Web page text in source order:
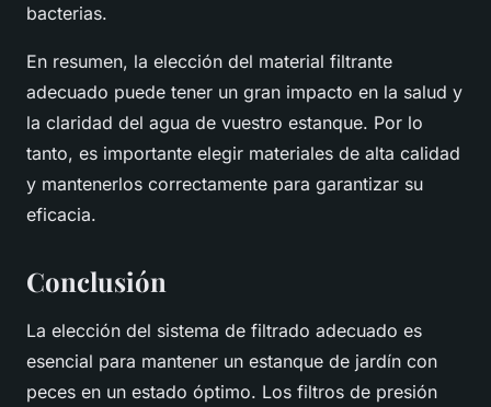
bacterias.
En resumen, la elección del material filtrante
adecuado puede tener un gran impacto en la salud y
la claridad del agua de vuestro estanque. Por lo
tanto, es importante elegir materiales de alta calidad
y mantenerlos correctamente para garantizar su
eficacia.
Conclusión
La elección del sistema de filtrado adecuado es
esencial para mantener un estanque de jardín con
peces en un estado óptimo. Los filtros de presión